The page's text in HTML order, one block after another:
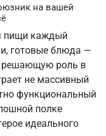
на вашей
пищи каждый
готовые блюда —
решающую роль в
не массивный
функциональный
полке
идеального